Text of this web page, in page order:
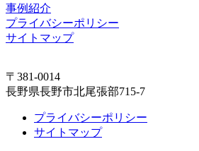
事例紹介
プライバシーポリシー
サイトマップ
〒381-0014
長野県長野市北尾張部715-7
プライバシーポリシー
サイトマップ